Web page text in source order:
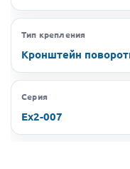
Тип крепления
Кронштейн
Серия
Ex2-007